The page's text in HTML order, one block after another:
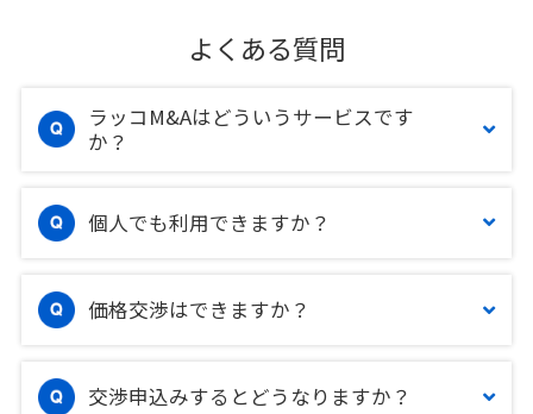
よくある質問
ラッコM&Aはどういうサービスです
か？
個人でも利用できますか？
価格交渉はできますか？
交渉申込みするとどうなりますか？